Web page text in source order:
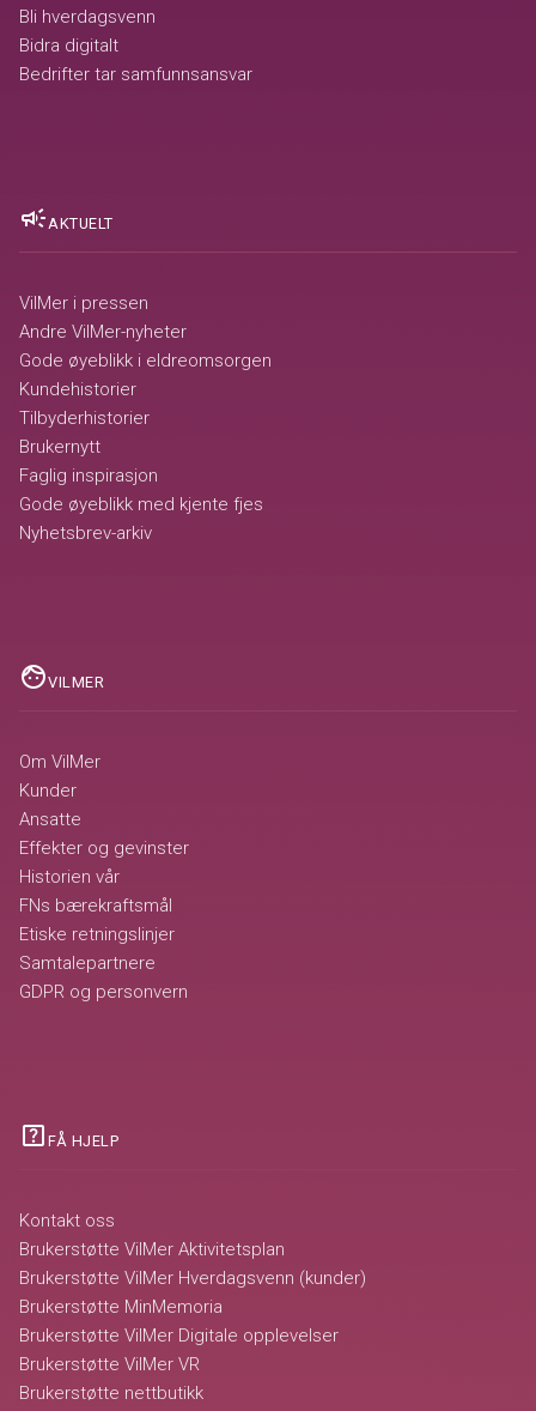
Bli hverdagsvenn
Bidra digitalt
Bedrifter tar samfunnsansvar
campaign AKTUELT
VilMer i pressen
Andre VilMer-nyheter
Gode øyeblikk i eldreomsorgen
Kundehistorier
Tilbyderhistorier
Brukernytt
Faglig inspirasjon
Gode øyeblikk med kjente fjes
Nyhetsbrev-arkiv
faceVILMER
Om VilMer
Kunder
Ansatte
Effekter og gevinster
Historien vår
FNs bærekraftsmål
Etiske retningslinjer
Samtalepartnere
GDPR og personvern
help_center FÅ HJELP
Kontakt oss
Brukerstøtte VilMer Aktivitetsplan
Brukerstøtte VilMer Hverdagsvenn (kunder)
Brukerstøtte MinMemoria
Brukerstøtte VilMer Digitale opplevelser
Brukerstøtte VilMer VR
Brukerstøtte nettbutikk